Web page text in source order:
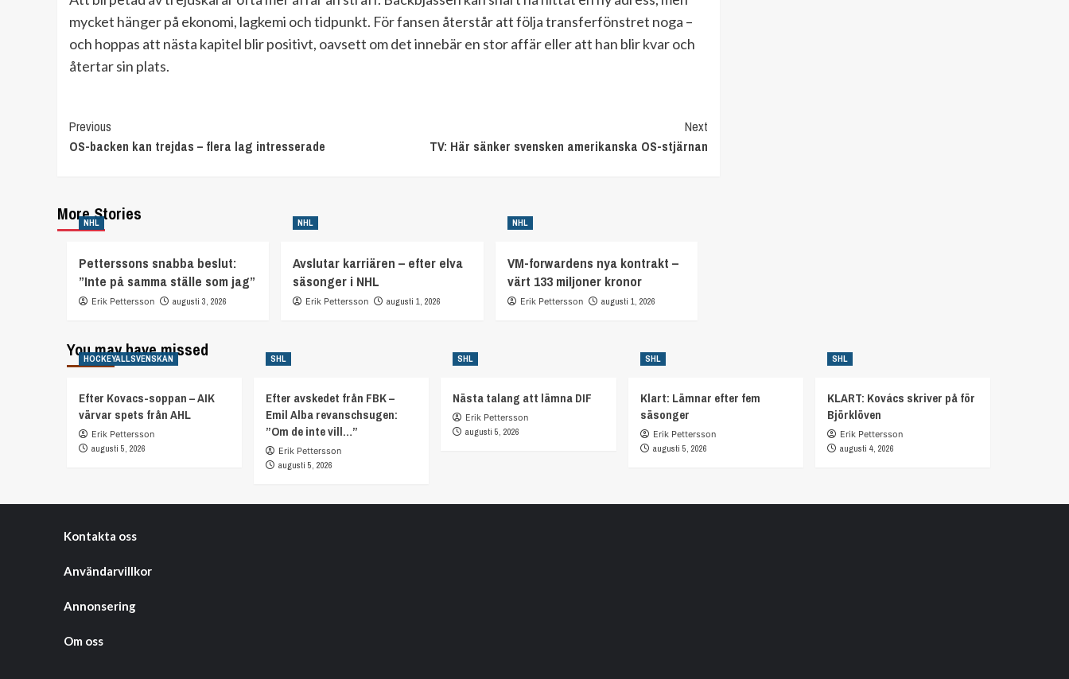
mycket hänger på ekonomi, lagkemi och tidpunkt. För fansen återstår att följa transferfönstret noga –
och hoppas att nästa kapitel blir positivt, oavsett om det innebär en stor affär eller att han blir kvar och
återtar sin plats.
Continue
Reading
Previous
OS-backen kan trejdas – flera lag intresserade
Next
TV: Här sänker svensken amerikanska OS-stjärnan
More Stories
NHL
Petterssons snabba beslut:
”Inte på samma ställe som jag”
Erik Pettersson augusti 3, 2026
NHL
Avslutar karriären – efter elva
säsonger i NHL
Erik Pettersson augusti 1, 2026
NHL
VM-forwardens nya kontrakt –
värt 133 miljoner kronor
Erik Pettersson augusti 1, 2026
You may have missed
HOCKEYALLSVENSKAN
Efter Kovacs-soppan – AIK
värvar spets från AHL
Erik Pettersson
augusti 5, 2026
SHL
Efter avskedet från FBK –
Emil Alba revanschsugen:
”Om de inte vill…”
Erik Pettersson
augusti 5, 2026
SHL
Nästa talang att lämna DIF
Erik Pettersson
augusti 5, 2026
SHL
Klart: Lämnar efter fem
säsonger
Erik Pettersson
augusti 5, 2026
SHL
KLART: Kovács skriver på för
Björklöven
Erik Pettersson
augusti 4, 2026
Kontakta oss
Användarvillkor
Annonsering
Om oss